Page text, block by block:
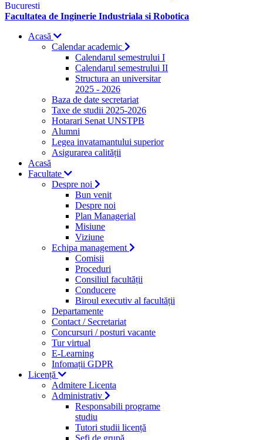
Bucuresti
Facultatea de Inginerie Industriala si Robotica
Acasă
Calendar academic
Calendarul semestrului I
Calendarul semestrului II
Structura an universitar
2025 - 2026
Baza de date secretariat
Taxe de studii 2025-2026
Hotarari Senat UNSTPB
Alumni
Legea invatamantului superior
Asigurarea calității
Acasă
Facultate
Despre noi
Bun venit
Despre noi
Plan Managerial
Misiune
Viziune
Echipa management
Comisii
Proceduri
Consiliul facultății
Conducere
Biroul executiv al facultății
Departamente
Contact / Secretariat
Concursuri / posturi vacante
Tur virtual
E-Learning
Infomații GDPR
Licență
Admitere Licenta
Administrativ
Responsabili programe
studiu
Tutori studii licență
Şefi de grupă